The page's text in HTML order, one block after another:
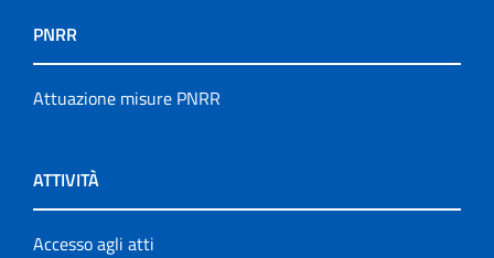
PNRR
Attuazione misure PNRR
ATTIVITÀ
Accesso agli atti